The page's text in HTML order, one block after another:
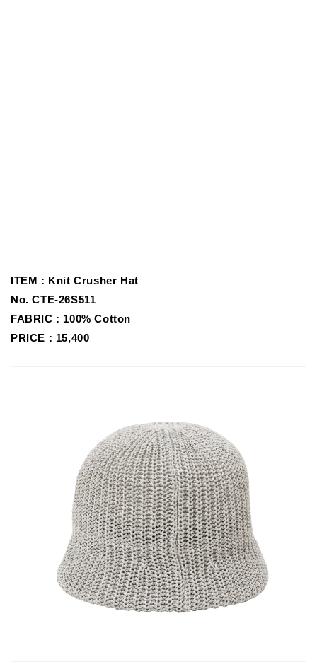
ITEM : Knit Crusher Hat
No. CTE-26S511
FABRIC : 100% Cotton
PRICE : 15,400